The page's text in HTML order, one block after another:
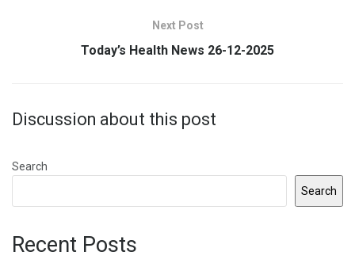
Next Post
Today’s Health News 26-12-2025
Discussion about this post
Search
Search
Recent Posts